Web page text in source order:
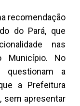
recomendação
do Pará, que
nas
Município. No
questionam a
a Prefeitura
sem apresentar